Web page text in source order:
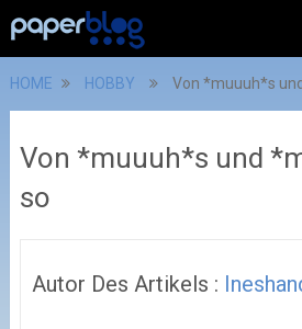
HOME HOBBY Von *muuuh*s
Von *muuuh*s und
so
Autor Des Artikels :